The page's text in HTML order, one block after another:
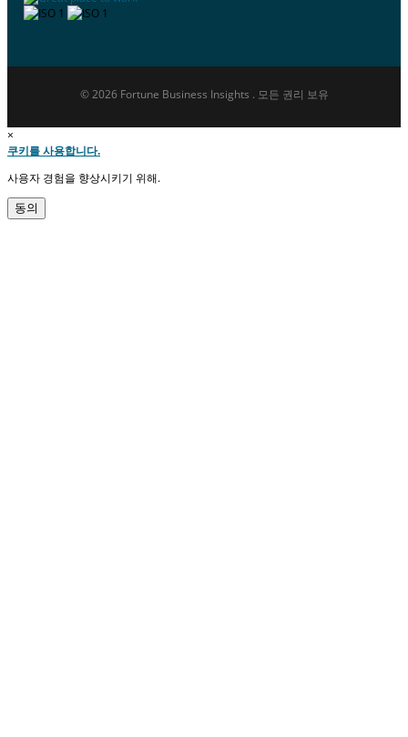
© 2026 Fortune Business Insights . 모든 권리 보유
×
쿠키를 사용합니다.
사용자 경험을 향상시키기 위해.
동의